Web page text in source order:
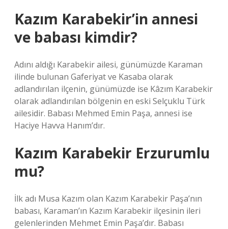
Kazım Karabekir’in annesi
ve babası kimdir?
Adını aldığı Karabekir ailesi, günümüzde Karaman
ilinde bulunan Gaferiyat ve Kasaba olarak
adlandırılan ilçenin, günümüzde ise Kâzım Karabekir
olarak adlandırılan bölgenin en eski Selçuklu Türk
ailesidir. Babası Mehmed Emin Paşa, annesi ise
Haciye Havva Hanım’dır.
Kazım Karabekir Erzurumlu
mu?
İlk adı Musa Kazım olan Kazım Karabekir Paşa’nın
babası, Karaman’ın Kazım Karabekir ilçesinin ileri
gelenlerinden Mehmet Emin Paşa’dır. Babası